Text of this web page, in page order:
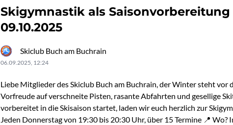
Skigymnastik als
09.10.2025
Skiclub Buch am Buchrain
06.09.2025, 12:24
Liebe Mitglieder des Skiclub Buch am Buchrain, der Winter steht vor
Vorfreude auf verschneite Pisten, rasante Abfahrten und gesellige
vorbereitet in die Skisaison startet, laden wir euch herzlich zur
Jeden Donnerstag von 19:30 bis 20:30 Uhr, über 15 Termine 📍 Wo?